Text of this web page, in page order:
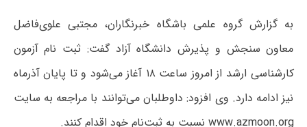
به گزارش گروه علمی باشگاه خبرنگاران، مجتبی علوی‌فاضل
معاون سنجش و پذیرش دانشگاه آزاد گفت: ثبت نام آزمون
کارشناسی ارشد از امروز ساعت ۱۸ آغاز می‌شود و تا پایان آذرماه
نیز ادامه دارد. وی افزود: داوطلبان می‌توانند با مراجعه به سایت
www.azmoon.org نسبت به ثبت‌نام خود اقدام کنند.